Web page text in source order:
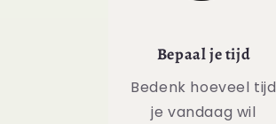
Bepaal je tijd
Bedenk hoeveel tijd
je vandaag wil